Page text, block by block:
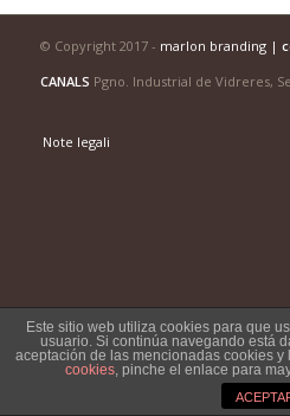
© Copyright 2017 - marlon branding |
CANALS Pgno. Industrial de Vidreres,
Note legali
Este sitio web utiliza cookies para que
usuario. Si continúa navegando está
aceptación de las mencionadas cookies y
cookies, pinche el enlace para